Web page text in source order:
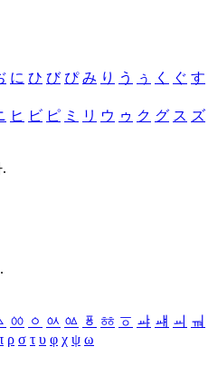
に ひ び ぴ み り う ぅ く ぐ す
ヒ ビ ピ ミ リ ウ ゥ ク グ ス ズ
ㆀ ㆁ ㆂ ㆃ ㆄ ㆅ ㆆ ㆇ ㆈ ㆉ ㆊ
ρ σ τ υ φ χ ψ ω